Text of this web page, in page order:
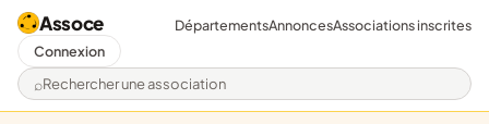
Assoce
Rechercher une association
DépartementsAnnoncesAssociations inscrites
Connexion